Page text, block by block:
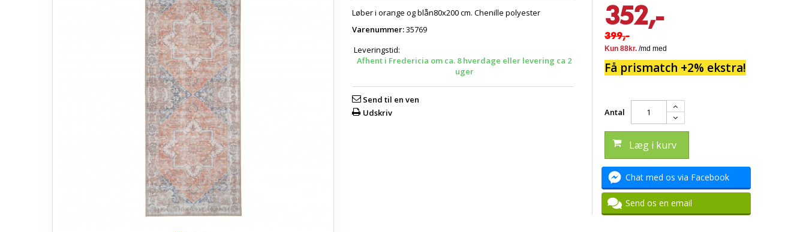
Løber i orange og blån80x200 cm. Chenille polyester
Varenummer:35769
Leveringstid:
Afhent i Fredericia om ca. 8 hverdage eller levering ca 2
uger
Send til en ven
Udskriv
352,-
399,-
Få prismatch +2% ekstra!
Antal
Læg i kurv
Chat med os via Facebook
Send os en email